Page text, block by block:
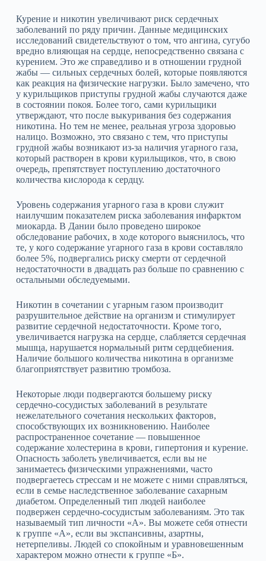
Курение и никотин увеличивают риск сердечных
заболеваний по ряду причин. Данные медицинских
исследований свидетельствуют о том, что ангина, сугубо
вредно влияющая на сердце, непосредственно связана с
курением. Это же справедливо и в отношении грудной
жабы — сильных сердечных болей, которые появляются
как реакция на физические нагрузки. Было замечено, что
у курильщиков приступы грудной жабы случаются даже
в состоянии покоя. Более того, сами курильщики
утверждают, что после выкуривания без содержания
никотина. Но тем не менее, реальная угроза здоровью
налицо. Возможно, это связано с тем, что приступы
грудной жабы возникают из‑за наличия угарного газа,
который растворен в крови курильщиков, что, в свою
очередь, препятствует поступлению достаточного
количества кислорода к сердцу.
Уровень содержания угарного газа в крови служит
наилучшим показателем риска заболевания инфарктом
миокарда. В Дании было проведено широкое
обследование рабочих, в ходе которого выяснилось, что
те, у кого содержание угарного газа в крови составляло
более 5%, подвергались риску смерти от сердечной
недостаточности в двадцать раз больше по сравнению с
остальными обследуемыми.
Никотин в сочетании с угарным газом производит
разрушительное действие на организм и стимулирует
развитие сердечной недостаточности. Кроме того,
увеличивается нагрузка на сердце, слабляется сердечная
мышца, нарушается нормальный ритм сердцебиения.
Наличие большого количества никотина в организме
благоприятствует развитию тромбоза.
Некоторые люди подвергаются большему риску
сердечно‑сосудистых заболеваний в результате
нежелательного сочетания нескольких факторов,
способствующих их возникновению. Наиболее
распространенное сочетание — повышенное
содержание холестерина в крови, гипертония и курение.
Опасность заболеть увеличивается, если вы не
занимаетесь физическими упражнениями, часто
подвергаетесь стрессам и не можете с ними справляться,
если в семье наследственное заболевание сахарным
диабетом. Определенный тип людей наиболее
подвержен сердечно‑сосудистым заболеваниям. Это так
называемый тип личности «А». Вы можете себя отнести
к группе «А», если вы экспансивны, азартны,
нетерпеливы. Людей со спокойным и уравновешенным
характером можно отнести к группе «Б».